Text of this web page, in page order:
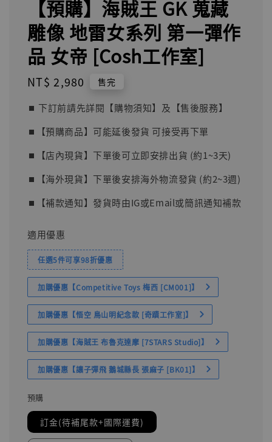
【預購】海賊王 GK 蒐藏
雕像 地雷女系列 第一彈作
品 女帝 [Cosh工作室]
Regular
NT$ 2,980 售完
⏹︎ 下訂前請先詳閱【購物須知】及【售後服務】
⏹︎【預購商品】可能延後發貨 可接受再下單
⏹︎【店內現貨】下單後可立即安排出貨 (約1~3天)
⏹︎【海外現貨】下單後安排海外物流發貨 (約2~3週)
⏹︎【補款通知】發貨時由IG或Email或簡訊通知補款
適用優惠
任選5件可享98折優惠
加購優惠【Competitive Toys 梅西 [CM001]】
加購優惠【悟空 鳥山明紀念款 [奇蹟工作室]】
加購優惠【海賊王 布魯克達摩 [7STARS Studio]】
加購優惠【讓子彈飛 鵝城縣長 張麻子 [BK01]】
預購
訂金(待補尾款+國際運費)